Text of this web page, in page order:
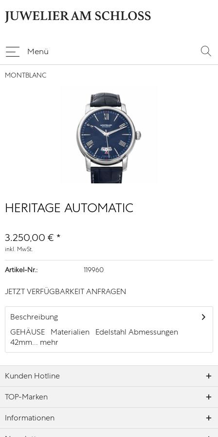
Menü
MONTBLANC
HERITAGE AUTOMATIC
3.250,00 € *
inkl. MwSt.
Artikel-Nr.: 119960
JETZT VERFÜGBARKEIT ANFRAGEN
Beschreibung
GEHÄUSE Materialien Edelstahl Abmessungen
42mm... mehr
Kunden Hotline
TOP-Marken
Informationen